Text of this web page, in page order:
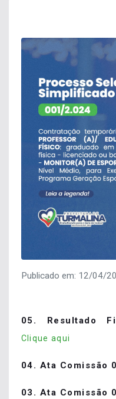
Publicado em: 12/04/
05. Resultado
Clique aqui
04. Ata Comissão
03. Ata Comissão